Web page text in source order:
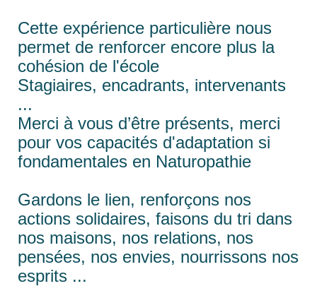
Cette expérience particulière nous
permet de renforcer encore plus la
cohésion de l'école
Stagiaires, encadrants, intervenants
...
Merci à vous d’être présents, merci
pour vos capacités d'adaptation si
fondamentales en Naturopathie
Gardons le lien, renforçons nos
actions solidaires, faisons du tri dans
nos maisons, nos relations, nos
pensées, nos envies, nourrissons nos
esprits ...